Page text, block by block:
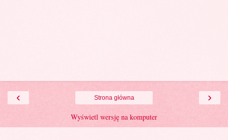
‹ ›
Strona główna
Wyświetl wersję na komputer